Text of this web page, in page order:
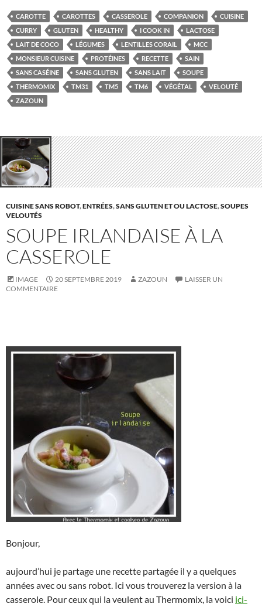
CAROTTE CAROTTES CASSEROLE COMPANION
CUISINE
CURRY
GLUTEN HEALTHY I COOK IN
LACTOSE
LAIT DE COCO
LÉGUMES LENTILLES CORAIL
MCC
MONSIEUR CUISINE
PROTÉINES RECETTE
SAIN
SANS CASÉINE
SANS GLUTEN SANS LAIT
SOUPE
THERMOMIX
TM31 TM5 TM6 VÉGÉTAL
VELOUTÉ
ZAZOUN
CUISINE SANS ROBOT,ENTRÉES,SANS GLUTEN ET OU LACTOSE,SOUPES
VELOUTÉS
SOUPE IRLANDAISE À LA
CASSEROLE
IMAGE 20 SEPTEMBRE 2019 ZAZOUN
LAISSER UN
COMMENTAIRE
Bonjour,
aujourd’hui je partage une recette partagée il y a quelques
années avec ou sans robot. Ici vous trouverez la version à la
casserole. Pour ceux qui la veulent au Thermomix, la voici ici-